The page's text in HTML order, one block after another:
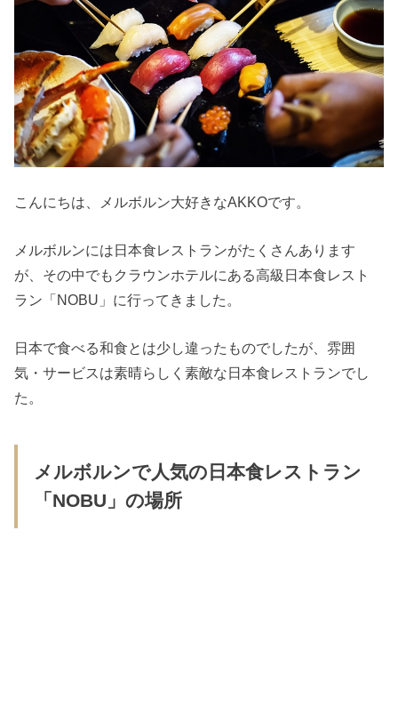
こんにちは、メルボルン大好きなAKKOです。
メルボルンには日本食レストランがたくさんあります
が、その中でもクラウンホテルにある高級日本食レスト
ラン「NOBU」に行ってきました。
日本で食べる和食とは少し違ったものでしたが、雰囲
気・サービスは素晴らしく素敵な日本食レストランでし
た。
メルボルンで人気の日本食レストラン
「NOBU」の場所